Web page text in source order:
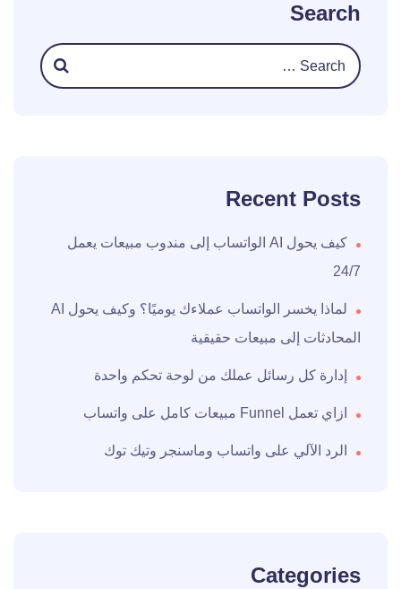
Search
Recent Posts
كيف يحول AI الواتساب إلى مندوب مبيعات يعمل
24/7
لماذا يخسر الواتساب عملاءك يوميًا؟ وكيف يحول AI
المحادثات إلى مبيعات حقيقية
إدارة كل رسائل عملك من لوحة تحكم واحدة
ازاي تعمل Funnel مبيعات كامل على واتساب
الرد الآلي على واتساب وماسنجر وتيك توك
Categories